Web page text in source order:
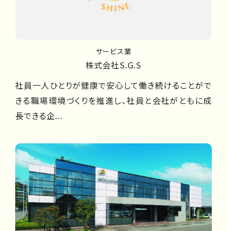
サービス業
株式会社S.G.S
社員一人ひとりが健康で安心して働き続けることがで
きる職場環境づくりを推進し、社員と会社がともに成
長できる企...